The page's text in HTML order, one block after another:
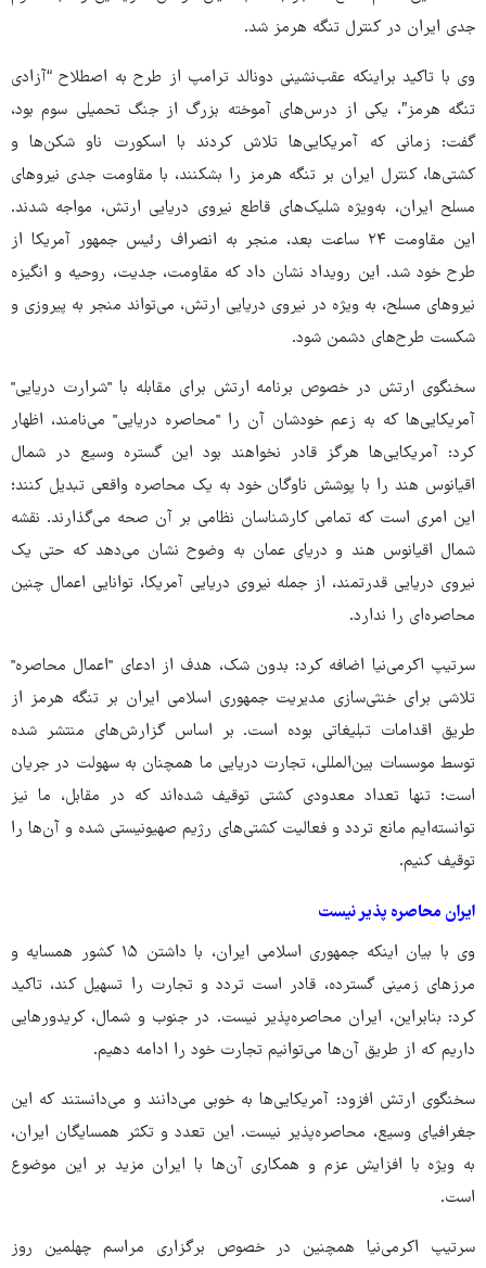
جدی ایران در کنترل تنگه هرمز شد.
وی با تاکید براینکه عقب‌نشینی دونالد ترامپ از طرح به اصطلاح “آزادی
تنگه هرمز”، یکی از درس‌های آموخته بزرگ از جنگ تحمیلی سوم بود،
گفت: زمانی که آمریکایی‌ها تلاش کردند با اسکورت ناو شکن‌ها و
کشتی‌ها، کنترل ایران بر تنگه هرمز را بشکنند، با مقاومت جدی نیروهای
مسلح ایران، به‌ویژه شلیک‌های قاطع نیروی دریایی ارتش، مواجه شدند.
این مقاومت ۲۴ ساعت بعد، منجر به انصراف رئیس جمهور آمریکا از
طرح خود شد. این رویداد نشان داد که مقاومت، جدیت، روحیه و انگیزه
نیروهای مسلح، به ویژه در نیروی دریایی ارتش، می‌تواند منجر به پیروزی و
شکست طرح‌های دشمن شود.
سخنگوی ارتش در خصوص برنامه ارتش برای مقابله با "شرارت دریایی"
آمریکایی‌ها که به زعم خودشان آن را "محاصره دریایی" می‌نامند، اظهار
کرد: آمریکایی‌ها هرگز قادر نخواهند بود این گستره وسیع در شمال
اقیانوس هند را با پوشش ناوگان خود به یک محاصره واقعی تبدیل کنند؛
این امری است که تمامی کارشناسان نظامی بر آن صحه می‌گذارند. نقشه
شمال اقیانوس هند و دریای عمان به وضوح نشان می‌دهد که حتی یک
نیروی دریایی قدرتمند، از جمله نیروی دریایی آمریکا، توانایی اعمال چنین
محاصره‌ای را ندارد.
سرتیپ اکرمی‌نیا اضافه کرد: بدون شک، هدف از ادعای "اعمال محاصره"
تلاشی برای خنثی‌سازی مدیریت جمهوری اسلامی ایران بر تنگه هرمز از
طریق اقدامات تبلیغاتی بوده است. بر اساس گزارش‌های منتشر شده
توسط موسسات بین‌المللی، تجارت دریایی ما همچنان به سهولت در جریان
است؛ تنها تعداد معدودی کشتی توقیف شده‌اند که در مقابل، ما نیز
توانسته‌ایم مانع تردد و فعالیت کشتی‌های رژیم صهیونیستی شده و آن‌ها را
توقیف کنیم.
ایران محاصره پذیر نیست
وی با بیان اینکه جمهوری اسلامی ایران، با داشتن ۱۵ کشور همسایه و
مرزهای زمینی گسترده، قادر است تردد و تجارت را تسهیل کند، تاکید
کرد: بنابراین، ایران محاصره‌پذیر نیست. در جنوب و شمال، کریدورهایی
داریم که از طریق آن‌ها می‌توانیم تجارت خود را ادامه دهیم.
سخنگوی ارتش افزود: آمریکایی‌ها به خوبی می‌دانند و می‌دانستند که این
جغرافیای وسیع، محاصره‌پذیر نیست. این تعدد و تکثر همسایگان ایران،
به ویژه با افزایش عزم و همکاری آن‌ها با ایران مزید بر این موضوع
است.
سرتیپ اکرمی‌نیا همچنین در خصوص برگزاری مراسم چهلمین روز